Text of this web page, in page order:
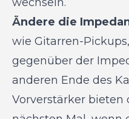
Ändere die
wie Gitarren-
gegenüber der
anderen Ende des
Vorverstärker bieten